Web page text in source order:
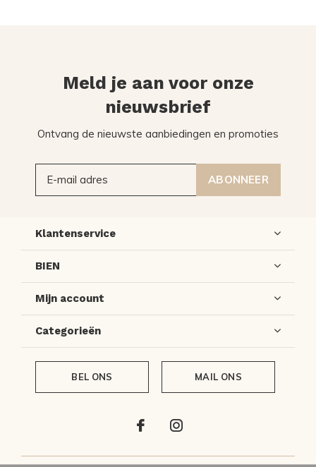
Meld je aan voor onze
nieuwsbrief
Ontvang de nieuwste aanbiedingen en promoties
ABONNEER
Klantenservice
BIEN
Mijn account
Categorieën
BEL ONS MAIL ONS